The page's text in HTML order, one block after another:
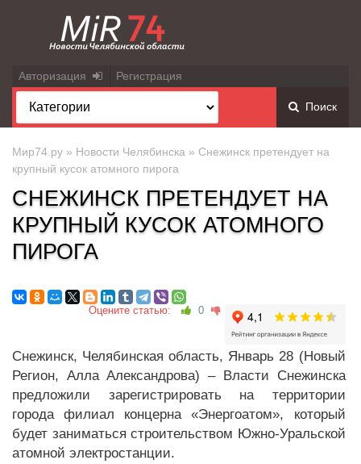
Авторизация Регистрация
Поиск
Мир74.ру » Новости Челябинска » Снежинск претендует на
крупный кусок атомного пирога
СНЕЖИНСК ПРЕТЕНДУЕТ НА
КРУПНЫЙ КУСОК АТОМНОГО
ПИРОГА
Оцените статью: 0
Снежинск, Челябинская область, Январь 28 (Новый
Регион, Алла Александрова) – Власти Снежинска
предложили зарегистрировать на территории
города филиал концерна «Энергоатом», который
будет заниматься строительством Южно-Уральской
атомной электростанции.